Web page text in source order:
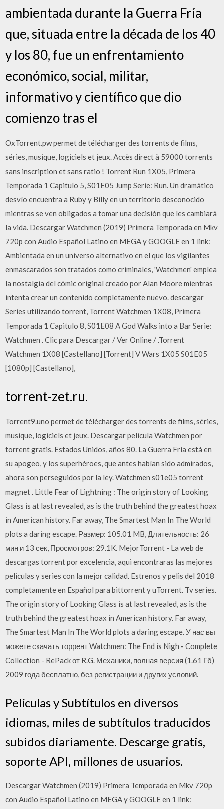
ambientada durante la Guerra Fría
que, situada entre la década de los 40
y los 80, fue un enfrentamiento
económico, social, militar,
informativo y científico que dio
comienzo tras el
OxTorrent.pw permet de télécharger des torrents de films,
séries, musique, logiciels et jeux. Accès direct à 59000 torrents
sans inscription et sans ratio ! Torrent Run 1X05, Primera
Temporada 1 Capitulo 5, S01E05 Jump Serie: Run. Un dramático
desvío encuentra a Ruby y Billy en un territorio desconocido
mientras se ven obligados a tomar una decisión que les cambiará
la vida. Descargar Watchmen (2019) Primera Temporada en Mkv
720p con Audio Español Latino en MEGA y GOOGLE en 1 link:
Ambientada en un universo alternativo en el que los vigilantes
enmascarados son tratados como criminales, 'Watchmen' emplea
la nostalgia del cómic original creado por Alan Moore mientras
intenta crear un contenido completamente nuevo. descargar
Series utilizando torrent, Torrent Watchmen 1X08, Primera
Temporada 1 Capitulo 8, S01E08 A God Walks into a Bar Serie:
Watchmen . Clic para Descargar / Ver Online / .Torrent
Watchmen 1X08 [Castellano] [Torrent] V Wars 1X05 S01E05
[1080p] [Castellano],
torrent-zet.ru.
Torrent9.uno permet de télécharger des torrents de films, séries,
musique, logiciels et jeux. Descargar pelicula Watchmen por
torrent gratis. Estados Unidos, años 80. La Guerra Fría está en
su apogeo, y los superhéroes, que antes habían sido admirados,
ahora son perseguidos por la ley. Watchmen s01e05 torrent
magnet . Little Fear of Lightning : The origin story of Looking
Glass is at last revealed, as is the truth behind the greatest hoax
in American history. Far away, The Smartest Man In The World
plots a daring escape. Размер: 105.01 MB, Длительность: 26
мин и 13 сек, Просмотров: 29.1K. MejorTorrent - La web de
descargas torrent por excelencia, aqui encontraras las mejores
peliculas y series con la mejor calidad. Estrenos y pelis del 2018
completamente en Español para bittorrent y uTorrent. Tv series.
The origin story of Looking Glass is at last revealed, as is the
truth behind the greatest hoax in American history. Far away,
The Smartest Man In The World plots a daring escape. У нас вы
можете скачать торрент Watchmen: The End is Nigh - Complete
Collection - RePack от R.G. Механики, полная версия (1.61 Гб)
2009 года бесплатно, без регистрации и других условий.
Películas y Subtítulos en diversos
idiomas, miles de subtítulos traducidos
subidos diariamente. Descarge gratis,
soporte API, millones de usuarios.
Descargar Watchmen (2019) Primera Temporada en Mkv 720p
con Audio Español Latino en MEGA y GOOGLE en 1 link: